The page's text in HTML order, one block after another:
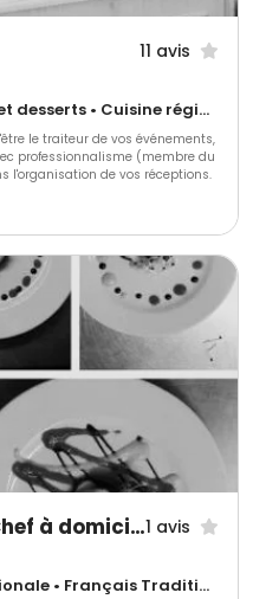
11 avis
Gastronomique • Pâtisseries et desserts • Cuisine régionale
d'être le traiteur de vos événements,
professionnalisme (membre du
DE FRANCE). Expert dans l'organisation de vos réceptions.
Fafa et Tom Traiteur, Chef à domicile1 avis
Gastronomique • Cuisine régionale • Français Traditionnel